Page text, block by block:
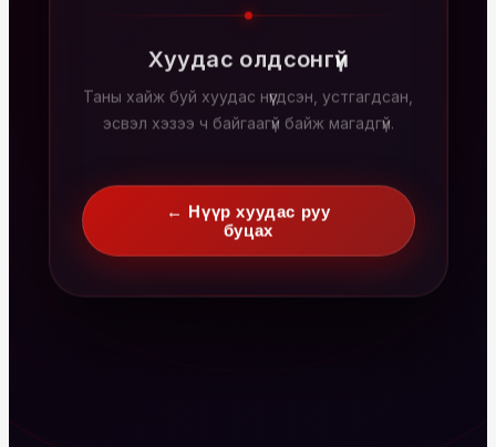
Хуудас олдсонгүй
Таны хайж буй хуудас нүүгдсэн, устгагдсан,
эсвэл хэзээ ч байгаагүй байж магадгүй.
← Нүүр хуудас руу
буцах